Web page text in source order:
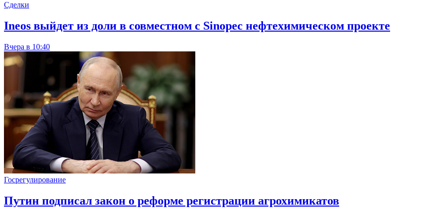
Сделки
Ineos выйдет из доли в совместном с Sinopec нефтехимическом проекте
Вчера в 10:40
Госрегулирование
Путин подписал закон о реформе регистрации агрохимикатов